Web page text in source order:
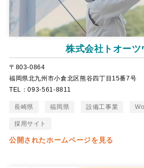
株式会社トオーツ
〒803-0864
福岡県北九州市小倉北区熊谷四丁目15番7号
TEL：093-561-8811
長崎県 福岡県 設備工事業
採用サイト
公開されたホームページを見る